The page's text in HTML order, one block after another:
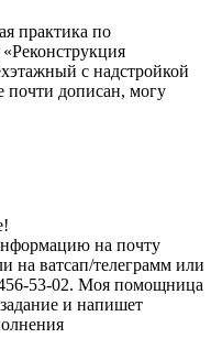
практика по
с надстройкой
почти дописан, могу
на почту
на ватсап/телеграмм или
53-02. Моя помощница
и напишет